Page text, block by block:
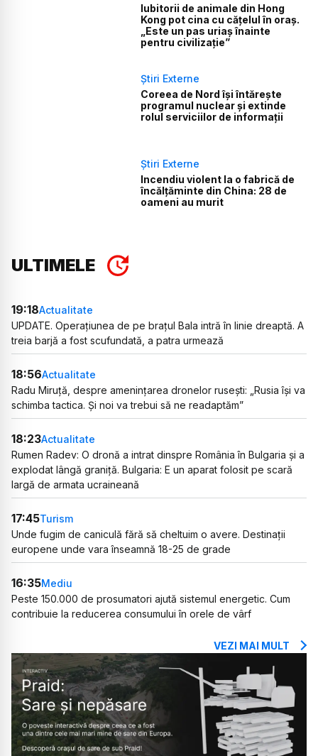
Iubitorii de animale din Hong
Kong pot cina cu cățelul în oraș.
„Este un pas uriaș înainte
pentru civilizație”
Știri Externe
Coreea de Nord își întărește
programul nuclear și extinde
rolul serviciilor de informații
Știri Externe
Incendiu violent la o fabrică de
încălţăminte din China: 28 de
oameni au murit
ULTIMELE
19:18Actualitate
UPDATE. Operațiunea de pe brațul Bala intră în linie dreaptă. A
treia barjă a fost scufundată, a patra urmează
18:56Actualitate
Radu Miruță, despre amenințarea dronelor rusești: „Rusia își va
schimba tactica. Și noi va trebui să ne readaptăm”
18:23Actualitate
Rumen Radev: O dronă a intrat dinspre România în Bulgaria și a
explodat lângă graniță. Bulgaria: E un aparat folosit pe scară
largă de armata ucraineană
17:45Turism
Unde fugim de caniculă fără să cheltuim o avere. Destinații
europene unde vara înseamnă 18-25 de grade
16:35Mediu
Peste 150.000 de prosumatori ajută sistemul energetic. Cum
contribuie la reducerea consumului în orele de vârf
VEZI MAI MULT